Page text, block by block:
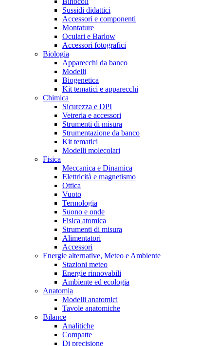
Sussidi didattici
Accessori e componenti
Montature
Oculari e Barlow
Accessori fotografici
Biologia
Apparecchi da banco
Modelli
Biogenetica
Kit tematici e apparecchi
Chimica
Sicurezza e DPI
Vetreria e accessori
Strumenti di misura
Strumentazione da banco
Kit tematici
Modelli molecolari
Fisica
Meccanica e Dinamica
Elettricità e magnetismo
Ottica
Vuoto
Termologia
Suono e onde
Fisica atomica
Strumenti di misura
Alimentatori
Accessori
Energie alternative, Meteo e Ambiente
Stazioni meteo
Energie rinnovabili
Ambiente ed ecologia
Anatomia
Modelli anatomici
Tavole anatomiche
Bilance
Analitiche
Compatte
Di precisione